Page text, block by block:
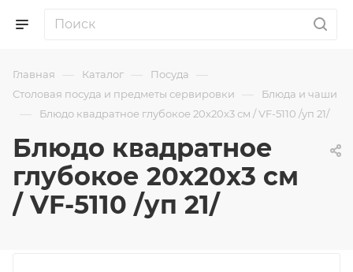
Главная — Каталог — Посуда —
Столовая посуда и предметы сервировки — Блюда и чаши
— Блюдо квадратное глубокое 20х20х3 см / VF-5110 /уп 21/
Блюдо квадратное
глубокое 20х20х3 см
/ VF-5110 /уп 21/